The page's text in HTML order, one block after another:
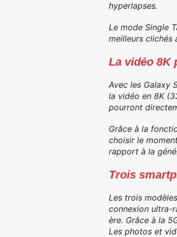
hyperlapses.
Le mode Single
meilleurs clichés
La vidéo 8K
Avec les Galaxy
la vidéo en 8K
pourront
Grâce à la
choisir le
rapport à la
Trois
Les trois
connexion ultra-
ère. Grâce à la
Les photos et